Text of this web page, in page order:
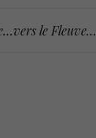
le Fleuve…